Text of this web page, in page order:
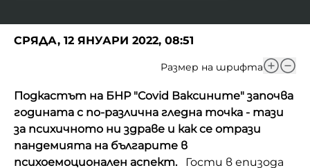
СРЯДА, 12 ЯНУАРИ 2022, 08:51
Размер на шрифта
Подкастът на БНР "Covid Ваксините" започва
годината с по-различна гледна точка - тази
за психичното ни здраве и как се отрази
пандемията на българите в
психоемоционален аспект.Гости в епизода